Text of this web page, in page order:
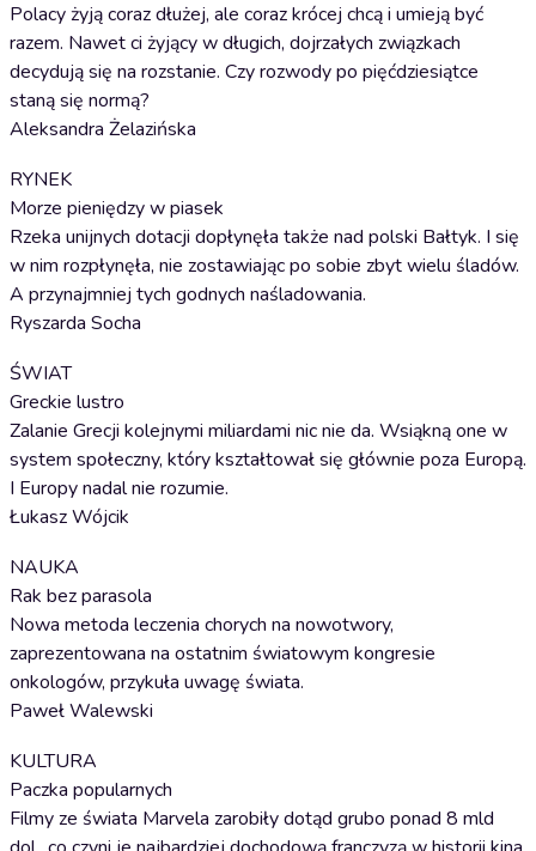
Polacy żyją coraz dłużej, ale coraz krócej chcą i umieją być
razem. Nawet ci żyjący w długich, dojrzałych związkach
decydują się na rozstanie. Czy rozwody po pięćdziesiątce
staną się normą?
Aleksandra Żelazińska
RYNEK
Morze pieniędzy w piasek
Rzeka unijnych dotacji dopłynęła także nad polski Bałtyk. I się
w nim rozpłynęła, nie zostawiając po sobie zbyt wielu śladów.
A przynajmniej tych godnych naśladowania.
Ryszarda Socha
ŚWIAT
Greckie lustro
Zalanie Grecji kolejnymi miliardami nic nie da. Wsiąkną one w
system społeczny, który kształtował się głównie poza Europą.
I Europy nadal nie rozumie.
Łukasz Wójcik
NAUKA
Rak bez parasola
Nowa metoda leczenia chorych na nowotwory,
zaprezentowana na ostatnim światowym kongresie
onkologów, przykuła uwagę świata.
Paweł Walewski
KULTURA
Paczka popularnych
Filmy ze świata Marvela zarobiły dotąd grubo ponad 8 mld